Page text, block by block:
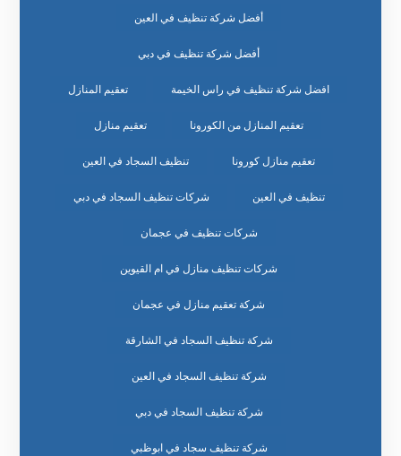
أفضل شركة تنظيف في العين
أفضل شركة تنظيف في دبي
افضل شركة تنظيف في راس الخيمة تعقيم المنازل
تعقيم المنازل من الكورونا تعقيم منازل
تعقيم منازل كورونا تنظيف السجاد في العين
تنظيف في العين شركات تنظيف السجاد في دبي
شركات تنظيف في عجمان
شركات تنظيف منازل في ام القيوين
شركة تعقيم منازل في عجمان
شركة تنظيف السجاد في الشارقة
شركة تنظيف السجاد في العين
شركة تنظيف السجاد في دبي
شركة تنظيف سجاد في ابوظبي